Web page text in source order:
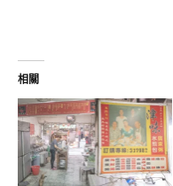
相關